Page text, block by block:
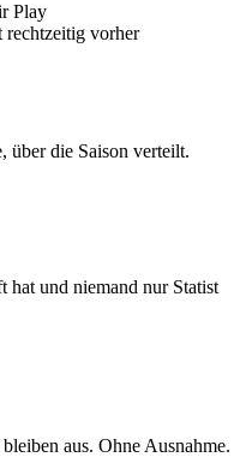
Play
rechtzeitig vorher
über die Saison verteilt.
hat und niemand nur Statist
aus. Ohne Ausnahme.